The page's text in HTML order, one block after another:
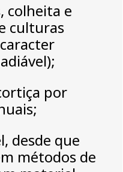
colheita e
culturas
por
desde que
métodos de